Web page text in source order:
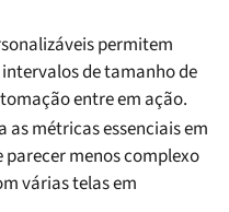
permitem
de tamanho de
entre em ação.
as métricas essenciais em
parecer menos complexo
várias telas em